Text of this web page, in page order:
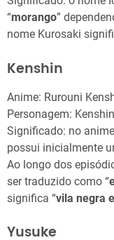
“morango”
nome Kurosaki
Kenshin
Anime: Rurouni
Personagem:
Significado: no
possui inicialmente
Ao longo dos
ser traduzido como “
significa “vila negra
Yusuke